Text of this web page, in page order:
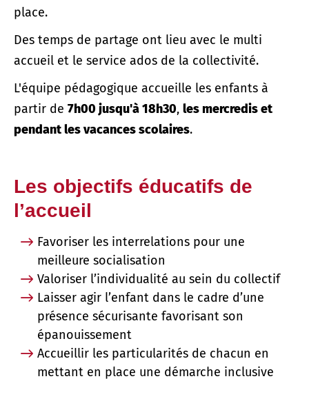
place.
Des temps de partage ont lieu avec le multi
accueil et le service ados de la collectivité.
L'équipe pédagogique accueille les enfants à
partir de 7h00 jusqu'à 18h30, les mercredis et
pendant les vacances scolaires.
Les objectifs éducatifs de
l’accueil
Favoriser les interrelations pour une
meilleure socialisation
Valoriser l’individualité au sein du collectif
Laisser agir l’enfant dans le cadre d’une
présence sécurisante favorisant son
épanouissement
Accueillir les particularités de chacun en
mettant en place une démarche inclusive